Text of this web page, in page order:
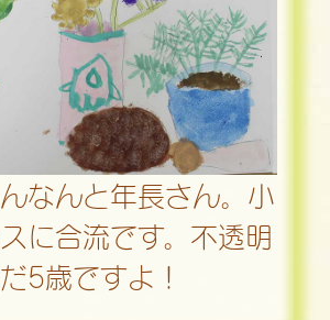
なんと年長さん。小
に合流です。不透明
5歳ですよ！